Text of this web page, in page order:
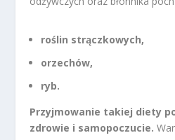
roślin strączkowych,
orzechów,
ryb.
Przyjmowanie takiej diety
zdrowie i samopoczucie.